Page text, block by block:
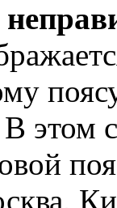
этом